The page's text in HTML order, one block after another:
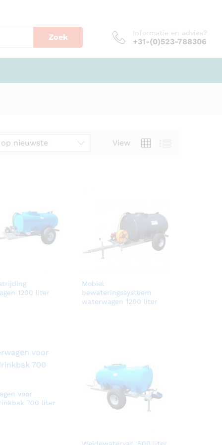
Zoek Informatie en advies?
+31-(0)523-788306
View
nieuwste
1200 liter
Mobiel
bewateringssysteem
waterwagen 1200 liter
voor
700 liter